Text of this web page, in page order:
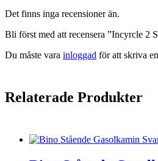
Det finns inga recensioner än.
Bli först med att recensera ”Incyrcle 2
Du måste vara inloggad för att skriva
Relaterade Produkter